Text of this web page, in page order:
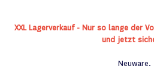
XXL Lagerverkauf - Nur so lange der
und jetzt
Neuware.